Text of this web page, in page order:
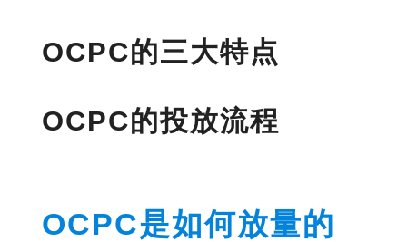
OCPC的三大特点
OCPC的投放流程
OCPC是如何放量的